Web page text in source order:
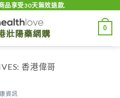
品享受30天無效退款.
0
香港偉哥
資訊